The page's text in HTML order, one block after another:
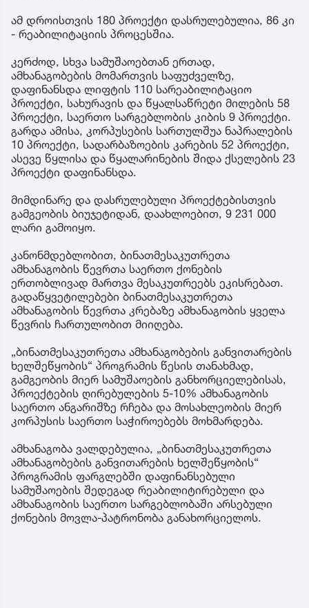
ამ დროისთვის 180 პროექტი დასრულებულია, 86 კი
- რეაბილიტაციის პროცესშია.
კერძოდ, სხვა სამუშაოებთან ერთად,
ამხანაგობების მომართვის საფუძველზე,
დაფინანსდა ლიფტის 110 სარეაბილიტაციო
პროექტი, სახურავის და წყალსაწრეტი მილების 58
პროექტი, საერთო სარგებლობის კიბის 9 პროექტი.
გარდა ამისა, კორპუსების სართულშუა ნაპრალების
10 პროექტი, სადარბაზოების კარების 52 პროექტი,
ასევე წყლისა და წყალარინების შიდა ქსელების 23
პროექტი დაფინანსდა.
მიმდინარე და დასრულებული პროექტებისთვის
გამგეობის ბიუჯეტიდან, დაახლოებით, 9 231 000
ლარი გამოიყო.
კანონმდებლობით, ბინათმესაკუთრეთა
ამხანაგობის წევრთა საერთო ქონების
ერთობლივად მართვა მესაკუთრეებს ეკისრებათ.
გადაწყვეტილებები ბინათმესაკუთრეთა
ამხანაგობის წევრთა კრებაზე ამხანაგობის ყველა
წევრის ჩართულობით მიიღება.
„ბინათმესაკუთრეთა ამხანაგობების განვითარების
ხელშეწყობის“ პროგრამის წესის თანახმად,
გამგეობის მიერ სამუშაოების განხორციელებისას,
პროექტების ღირებულების 5-10% ამხანაგობის
საერთო ანგარიშზე რჩება და მოსახლეობის მიერ
კორპუსის საერთო საჭიროებებს მოხმარდება.
ამხანაგობა ვალდებულია, „ბინათმესაკუთრეთა
ამხანაგობების განვითარების ხელშეწყობის“
პროგრამის ფარგლებში დაფინანსებული
სამუშაოების შედეგად რეაბილიტირებული და
ამხანაგობის საერთო სარგებლობაში არსებული
ქონების მოვლა-პატრონობა განახორციელოს.